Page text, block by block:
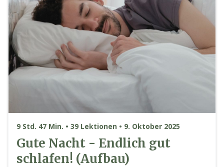
9 Std. 47 Min. • 39 Lektionen • 9. Oktober 2025
Gute Nacht - Endlich gut
schlafen! (Aufbau)